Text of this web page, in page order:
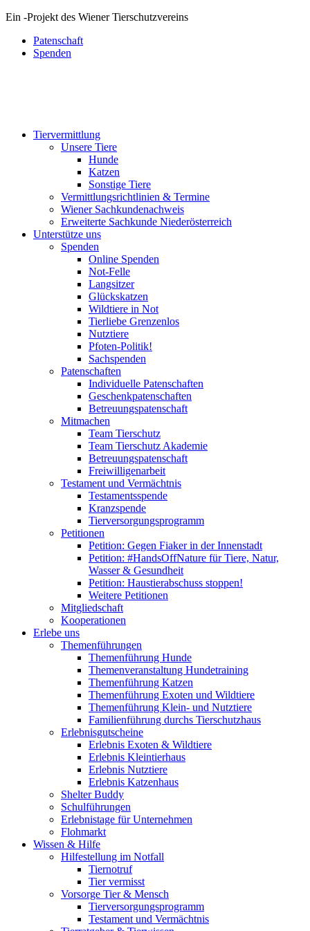
Ein -Projekt des Wiener Tierschutzvereins
Patenschaft
Spenden
Tiervermittlung
Unsere Tiere
Hunde
Katzen
Sonstige Tiere
Vermittlungsrichtlinien & Termine
Wiener Sachkundenachweis
Erweiterte Sachkunde Niederösterreich
Unterstütze uns
Spenden
Online Spenden
Not-Felle
Langsitzer
Glückskatzen
Wildtiere in Not
Tierliebe Grenzenlos
Nutztiere
Pfoten-Politik!
Sachspenden
Patenschaften
Individuelle Patenschaften
Geschenkpatenschaften
Betreuungspatenschaft
Mitmachen
Team Tierschutz
Team Tierschutz Akademie
Betreuungspatenschaft
Freiwilligenarbeit
Testament und Vermächtnis
Testamentsspende
Kranzspende
Tierversorgungsprogramm
Petitionen
Petition: Gegen Fiaker in der Innenstadt
Petition: #HandsOffNature für Tiere, Natur,
Wasser & Gesundheit
Petition: Haustierabschuss stoppen!
Weitere Petitionen
Mitgliedschaft
Kooperationen
Erlebe uns
Themenführungen
Themenführung Hunde
Themenveranstaltung Hundetraining
Themenführung Katzen
Themenführung Exoten und Wildtiere
Themenführung Klein- und Nutztiere
Familienführung durchs Tierschutzhaus
Erlebnisgutscheine
Erlebnis Exoten & Wildtiere
Erlebnis Kleintierhaus
Erlebnis Nutztiere
Erlebnis Katzenhaus
Shelter Buddy
Schulführungen
Erlebnistage für Unternehmen
Flohmarkt
Wissen & Hilfe
Hilfestellung im Notfall
Tiernotruf
Tier vermisst
Vorsorge Tier & Mensch
Tierversorgungsprogramm
Testament und Vermächtnis